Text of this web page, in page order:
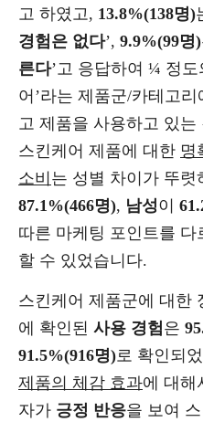
고 하였고, 13.8%(138명)
경험은 없다’, 9.9%(99명)
른다’고 응답하여 ¼ 정도
어’라는 제품군/카테고
고 제품을 사용하고 있
스킨케어 제품에 대한 명
소비 는 성별 차이가 뚜렷
87.1%(466명), 남성이
따른 마케팅 포인트를 다
할 수 있었습니다.
스킨케어 제품군에 대한
에 확인된 사용 경험은
91.5%(916명)로 확인되
제품의 체감 효과에 대해
자가 긍정 반응을 보여